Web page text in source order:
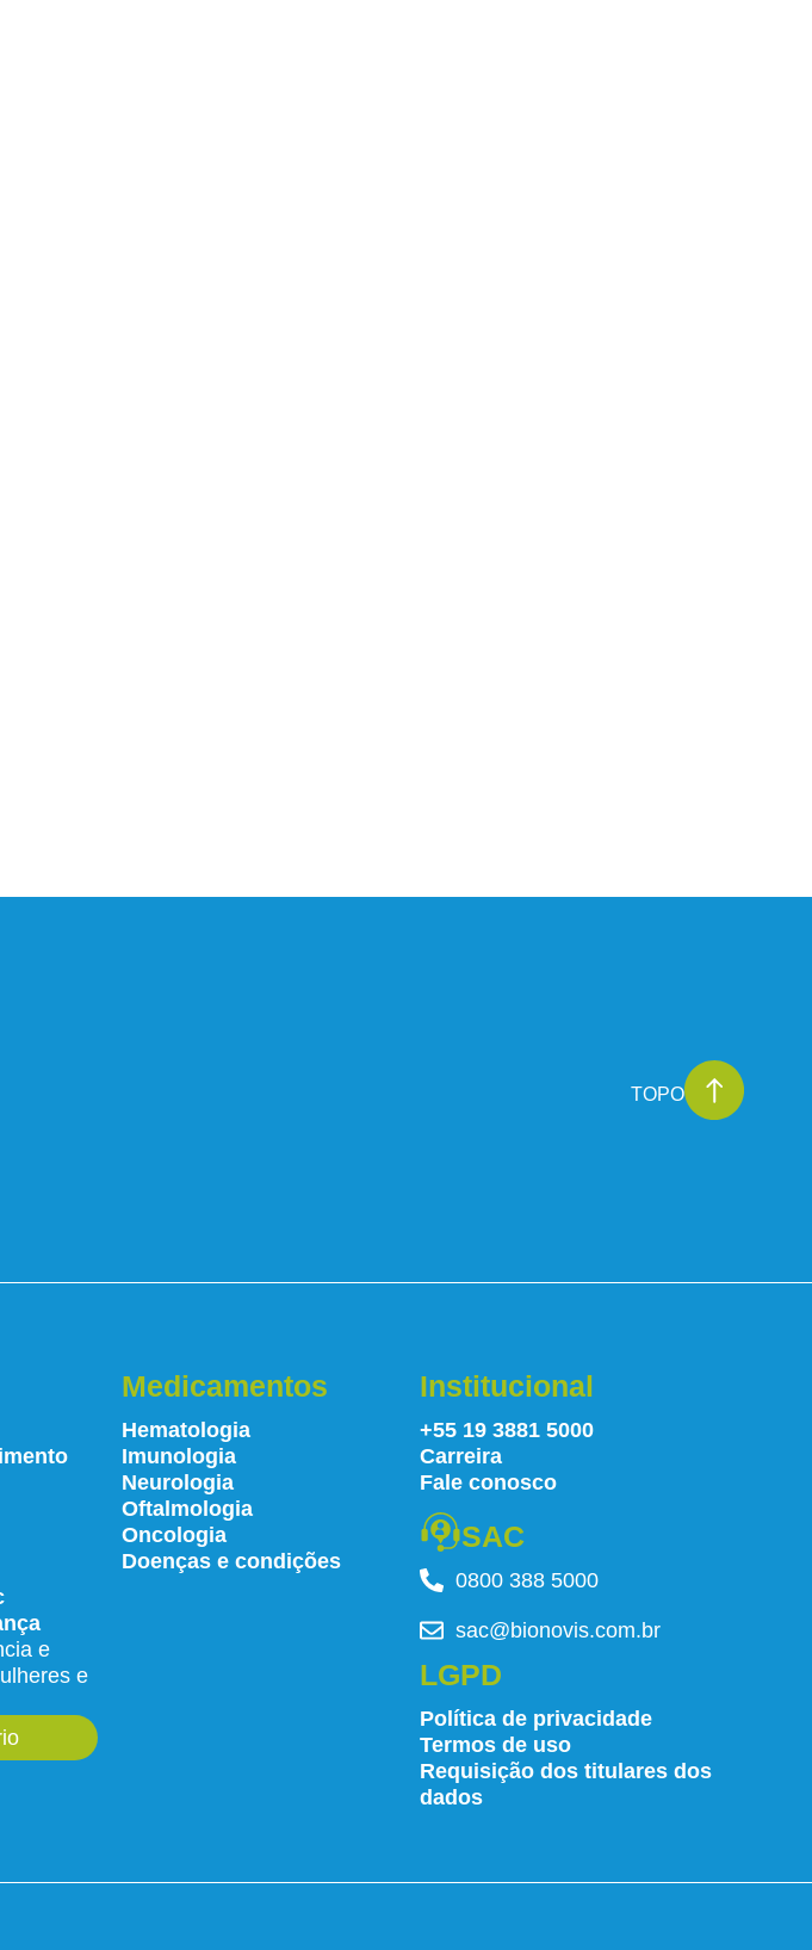
TOPO
e
e
Medicamentos
Hematologia
Imunologia
Neurologia
Oftalmologia
Oncologia
Doenças e condições
Institucional
+55 19 3881 5000
Carreira
Fale conosco
SAC
0800 388 5000
sac@bionovis.com.br
LGPD
Política de privacidade
Termos de uso
Requisição dos titulares dos
dados